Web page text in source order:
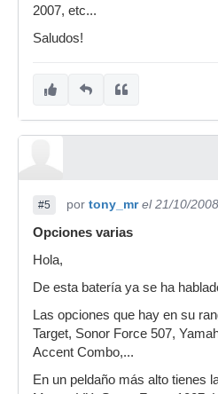
2007, etc...
Saludos!
#5 por tony_mr el 21/10/2008
Opciones varias
Hola,
De esta batería ya se ha
Las opciones que hay en su
Target, Sonor Force 507,
Accent Combo,...
En un peldaño más alto tienes